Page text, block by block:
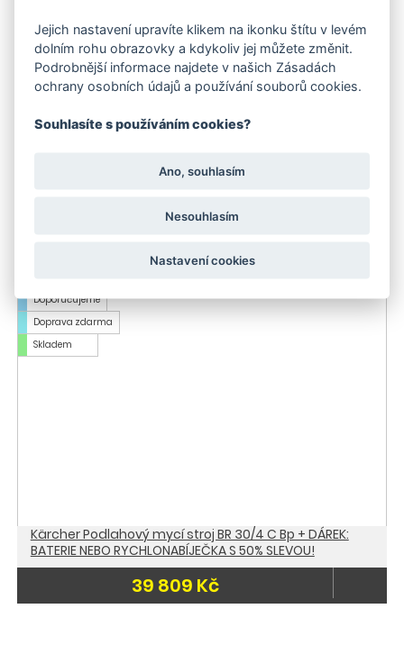
Doporučujeme
Doprava zdarma
Skladem
Kärcher Podlahový mycí stroj BR 30/4 C Bp + DÁREK:
BATERIE NEBO RYCHLONABÍJEČKA S 50% SLEVOU!
39 809 Kč
Jejich nastavení upravíte klikem na ikonku štítu v levém
dolním rohu obrazovky a kdykoliv jej můžete změnit.
Podrobnější informace najdete v našich Zásadách
ochrany osobních údajů a používání souborů cookies.
Souhlasíte s používáním cookies?
Ano, souhlasím
Nesouhlasím
Nastavení cookies